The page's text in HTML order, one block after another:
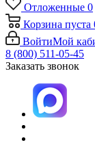
Отложенные 0
Корзина пуста
ВойтиМой
8 (800) 511-05-45
Заказать звонок